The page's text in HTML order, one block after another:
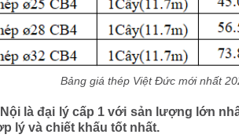
Bảng giá thép Việt Đức mới nhất
là đại lý cấp 1 với sản lượng lớn
lý và chiết khấu tốt nhất.